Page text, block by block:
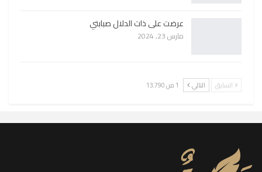
عرضت على ذات الدلال صبابتي
مارس 23, 2024
السابق التالي 1 من 13٬790